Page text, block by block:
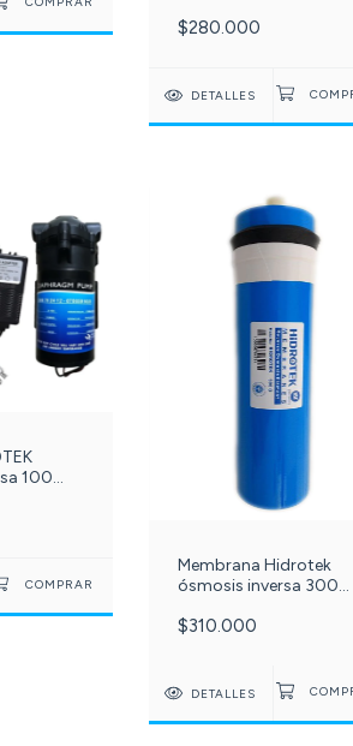
- 1.5 Adaptador Ac/dc c
$280.000
DETALLES
100
Ac/dc c
Membrana Hidrotek
ósmosis inversa 300
$310.000
DETALLES